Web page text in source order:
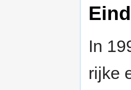
In
rijke